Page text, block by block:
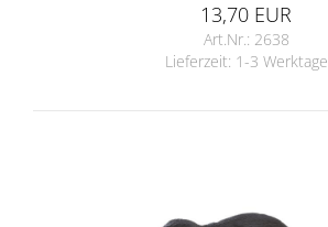
13,70 EUR
Art.Nr.: 2638
Lieferzeit: 1-3 Werktage